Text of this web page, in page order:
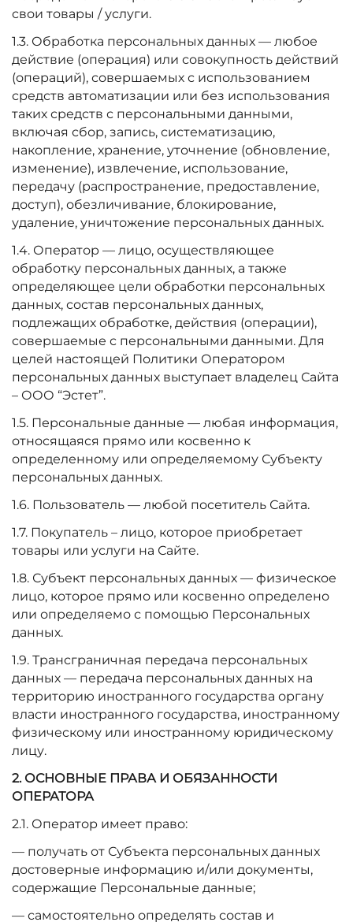
свои товары / услуги.
1.3. Обработка персональных данных — любое
действие (операция) или совокупность действий
(операций), совершаемых с использованием
средств автоматизации или без использования
таких средств с персональными данными,
включая сбор, запись, систематизацию,
накопление, хранение, уточнение (обновление,
изменение), извлечение, использование,
передачу (распространение, предоставление,
доступ), обезличивание, блокирование,
удаление, уничтожение персональных данных.
1.4. Оператор — лицо, осуществляющее
обработку персональных данных, а также
определяющее цели обработки персональных
данных, состав персональных данных,
подлежащих обработке, действия (операции),
совершаемые с персональными данными. Для
целей настоящей Политики Оператором
персональных данных выступает владелец Сайта
– ООО “Эстет”.
1.5. Персональные данные — любая информация,
относящаяся прямо или косвенно к
определенному или определяемому Субъекту
персональных данных.
1.6. Пользователь — любой посетитель Сайта.
1.7. Покупатель – лицо, которое приобретает
товары или услуги на Сайте.
1.8. Субъект персональных данных — физическое
лицо, которое прямо или косвенно определено
или определяемо с помощью Персональных
данных.
1.9. Трансграничная передача персональных
данных — передача персональных данных на
территорию иностранного государства органу
власти иностранного государства, иностранному
физическому или иностранному юридическому
лицу.
2. ОСНОВНЫЕ ПРАВА И ОБЯЗАННОСТИ
ОПЕРАТОРА
2.1. Оператор имеет право:
— получать от Субъекта персональных данных
достоверные информацию и/или документы,
содержащие Персональные данные;
— самостоятельно определять состав и